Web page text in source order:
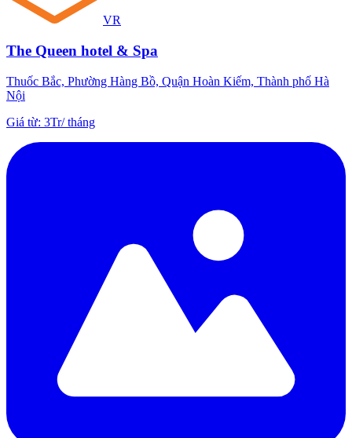
VR
The Queen hotel & Spa
Thuốc Bắc, Phường Hàng Bồ, Quận Hoàn Kiếm, Thành phố Hà
Nội
Giá từ: 3Tr/tháng